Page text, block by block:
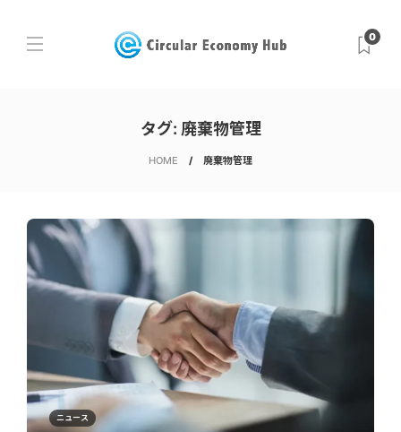
0
タグ: 廃棄物管理
HOME 廃棄物管理
ニュース